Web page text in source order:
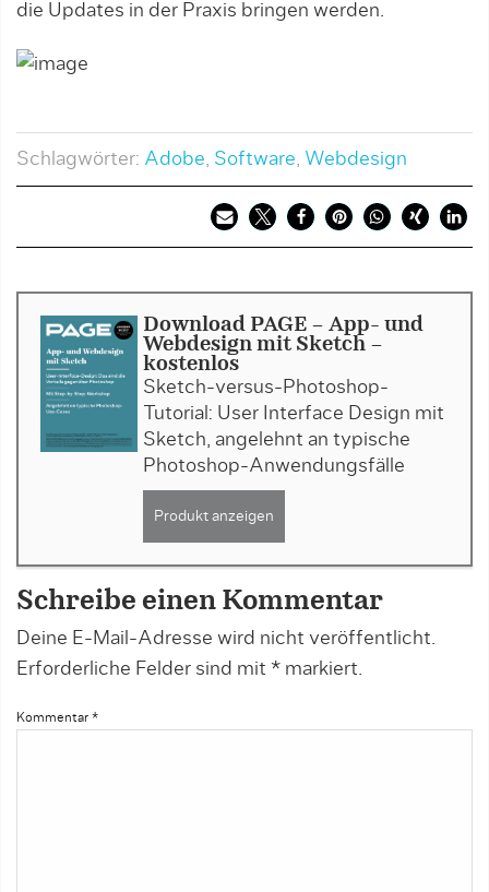
die Updates in der Praxis bringen werden.
Schlagwörter: Adobe Software Webdesign
Download PAGE - App- und
Webdesign mit Sketch -
kostenlos
Sketch-versus-Photoshop-
Tutorial: User Interface Design mit
Sketch, angelehnt an typische
Photoshop-Anwendungsfälle
Produkt anzeigen
Schreibe einen Kommentar
Deine E-Mail-Adresse wird nicht veröffentlicht.
Erforderliche Felder sind mit * markiert.
Kommentar *